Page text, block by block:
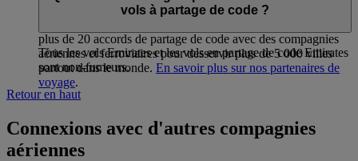
proposer plus de correspondances sur les six continents. En
plus de 20 accords de partage de code avec des compagnies
aériennes et ferroviaires pour desservir plus de 5 000 villes
partout dans le monde. En savoir plus sur nos partenaires de
voyage.
vols à partage de code ?
Tous les vols Emirates et les vols en partage de code Emirates
sont non-fumeurs.
Retour en haut
Connexions avec d'autres compagnies
aériennes